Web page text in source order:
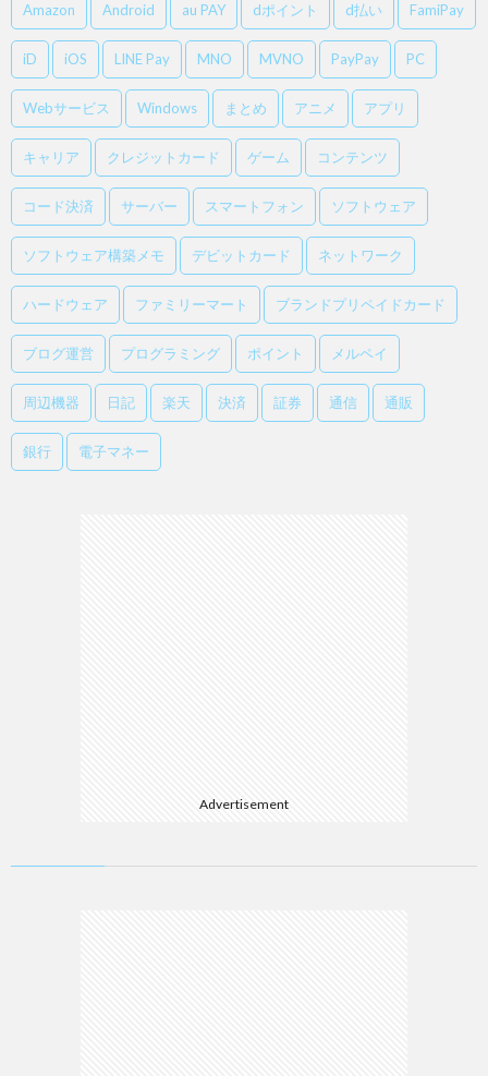
Amazon Android au PAY dポイント d払い FamiPay
iD iOS LINE Pay MNO MVNO PayPay PC
Webサービス Windows まとめ アニメ アプリ
キャリア クレジットカード ゲーム コンテンツ
コード決済 サーバー スマートフォン ソフトウェア
ソフトウェア構築メモ デビットカード ネットワーク
ハードウェア ファミリーマート ブランドプリペイドカード
ブログ運営 プログラミング ポイント メルペイ
周辺機器 日記 楽天 決済 証券 通信 通販
銀行 電子マネー
Advertisement